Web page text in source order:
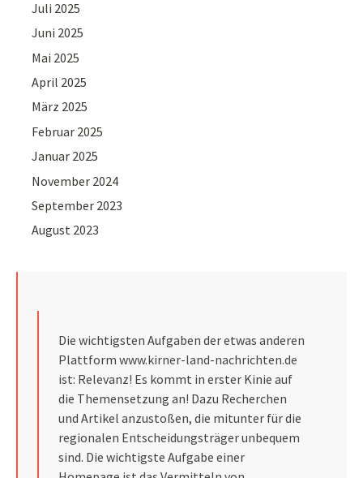
Juli 2025
Juni 2025
Mai 2025
April 2025
März 2025
Februar 2025
Januar 2025
November 2024
September 2023
August 2023
Die wichtigsten Aufgaben der etwas anderen
Plattform www.kirner-land-nachrichten.de
ist: Relevanz! Es kommt in erster Kinie auf
die Themensetzung an! Dazu Recherchen
und Artikel anzustoßen, die mitunter für die
regionalen Entscheidungsträger unbequem
sind. Die wichtigste Aufgabe einer